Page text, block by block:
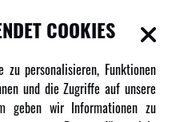
COOKIES
personalisieren, Funktionen
und die Zugriffe auf unsere
geben wir Informationen zu